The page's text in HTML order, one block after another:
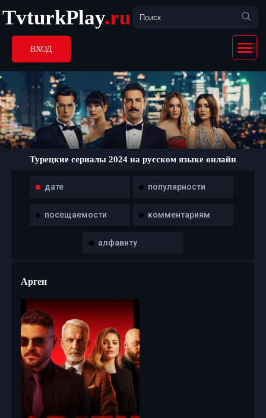
TvturkPlay.ru
ВХОД
Турецкие сериалы 2024 на русском языке онлайн
дате популярности
посещаемости комментариям
алфавиту
Арген